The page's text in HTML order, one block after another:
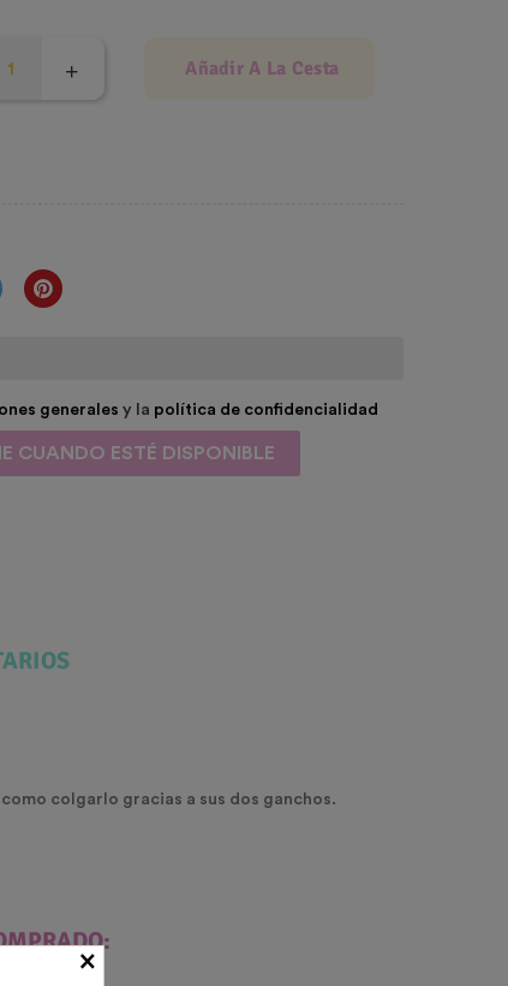
Añadir A La Cesta
generales y la política de confidencialidad
CUANDO ESTÉ DISPONIBLE
colgarlo gracias a sus dos ganchos.
×